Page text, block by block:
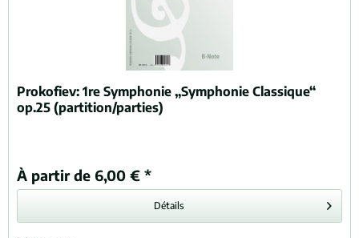
Prokofiev:1re Symphonie „Symphonie Classique“
op.25 (partition/parties)
À partir de 6,00 € *
Détails